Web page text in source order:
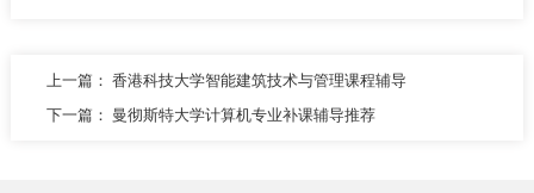
上一篇： 香港科技大学智能建筑技术与管理课程辅导
下一篇： 曼彻斯特大学计算机专业补课辅导推荐